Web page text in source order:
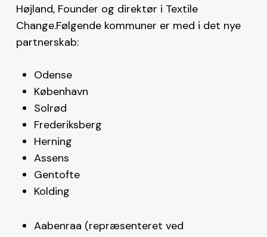
Højland, Founder og direktør i Textile
Change.Følgende kommuner er med i det nye
partnerskab:
Odense
København
Solrød
Frederiksberg
Herning
Assens
Gentofte
Kolding
Aabenraa (repræsenteret ved